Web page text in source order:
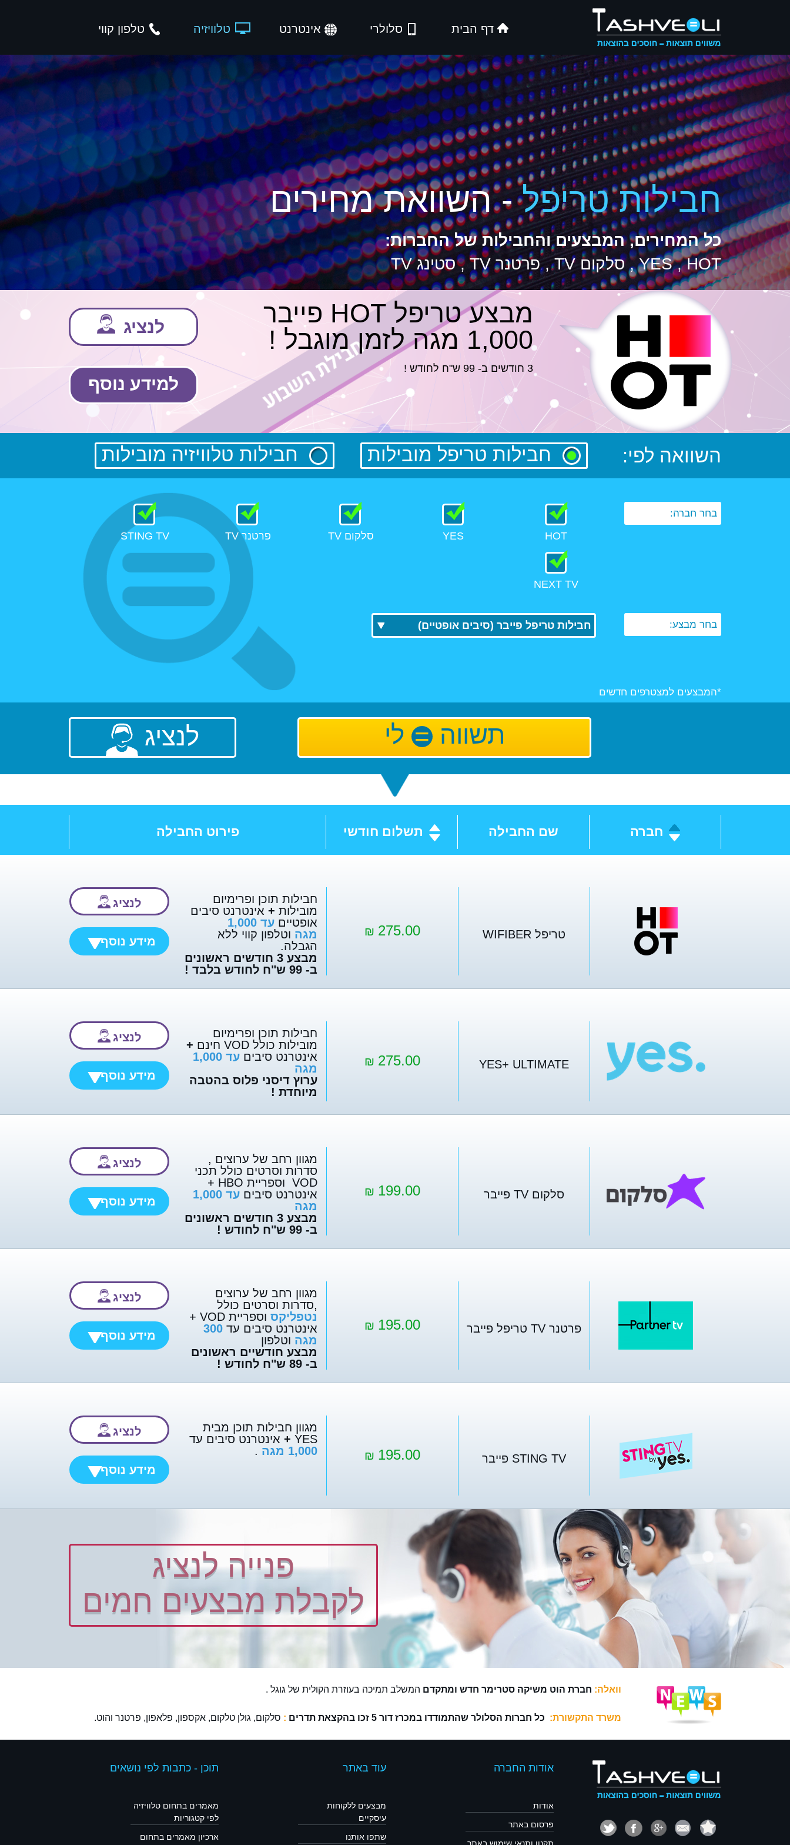
דף הבית סלולרי אינטרנט טלוויזיה טלפון קווי
חבילות טריפל- השוואת מחירים
כל המחירים, המבצעים והחבילות של החברות:
YES , HOT , סלקום TV , פרטנר TV , סטינג TV
מבצע טריפל HOT פייבר
1,000 מגה לזמן מוגבל !
3 חודשים ב- 99 ש"ח לחודש !
לנציג
למידע נוסף
השוואה לפי: חבילות טריפל מובילות חבילות טלוויזיה מובילות
בחר חברה:
HOT
YES סלקום TV פרטנר TV STING TV
NEXT TV
בחר מבצע: חבילות טריפל פייבר (סיבים אופטיים)
*המבצעים למצטרפים חדשים
תשווה= לי לנציג
חברה שם החבילה תשלום חודשי פירוט החבילה
טריפל WIFIBER 275.00
₪
חבילות תוכן ופרימיום
מובילות + אינטרנט סיבים
אופטיים
עד 1,000
מגה וטלפון קווי ללא
הגבלה.
מבצע 3 חודשים ראשונים
ב- 99 ש"ח לחודש בלבד !
לנציג
מידע נוסף
YES+ ULTIMATE
275.00
₪
חבילות תוכן ופרימיום
מובילות כולל VOD חינם
+
אינטרנט סיבים עד 1,000
מגה
ערוץ דיסני פלוס בהטבה
מיוחדת !
לנציג
מידע נוסף
סלקום TV פייבר 199.00
₪
מגוון רחב של ערוצים ,
סדרות וסרטים כולל תכני
VOD וספריית HBO +
אינטרנט סיבים
עד 1,000
מגה
מבצע 3 חודשים ראשונים
ב- 99 ש"ח לחודש !
לנציג
מידע נוסף
פרטנר TV טריפל פייבר 195.00
₪
מגוון רחב של ערוצים
,סדרות וסרטים כולל
נטפליקס וספריית VOD
+
אינטרנט סיבים עד 300
מגה וטלפון
מבצע חודשיים ראשונים
ב- 89 ש"ח לחודש !
לנציג
מידע נוסף
STING TV פייבר 195.00
₪
מגוון חבילות תוכן מבית
YES
+ אינטרנט סיבים עד
1,000 מגה
.
לנציג
מידע נוסף
פנייה לנציג
לקבלת מבצעים חמים
וואלה: חברת הוט משיקה סטרימר חדש ומתקדם המשלב תמיכה בעוזרת הקולית של גוגל .
משרד התקשורת: כל חברות הסלולר שהתמודדו במכרז דור 5 זכו בהקצאת תדרים : סלקום, גולן טלקום, אקספון, פלאפון, פרטנר והוט.
אודות החברה
אודות
פרסום באתר
עוד באתר
מבצעים ללקוחות
עיסקיים
שתפו אותנו
תוכן - כתבות לפי נושאים
מאמרים בתחום טלוויזיה
לפי קטגוריות
ארכיון מאמרים בתחום